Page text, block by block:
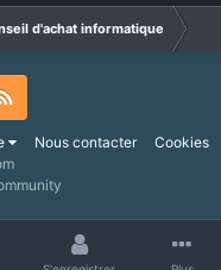
d'achat informatique
Nous contacter Cookies